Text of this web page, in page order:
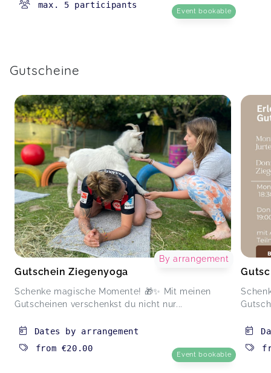
max. 5 participants
Event bookable
Gutscheine
Gutschein Ziegenyoga
Schenke magische Momente! 🎁✨ Mit meinen
Gutscheinen verschenkst du nicht nur...
By arrangement
Dates by arrangement
from €20.00
Event bookable